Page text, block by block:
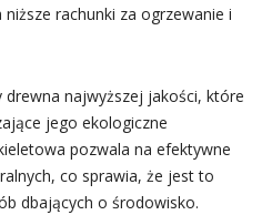
rachunki za ogrzewanie i
drewna najwyższej jakości, które
jego ekologiczne
pozwala na efektywne
co sprawia, że jest to
dbających o środowisko.